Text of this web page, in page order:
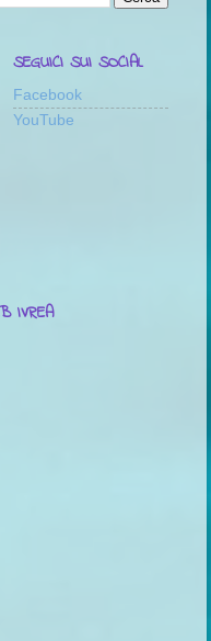
SEGUICI SUI SOCIAL
Facebook
YouTube
IVREA